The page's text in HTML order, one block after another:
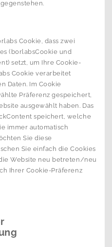
Cookie, dass zwei
(borlabsCookie und
setzt, um Ihre Cookie-
Cookie verarbeitet
Daten. Im Cookie
Präferenz gespeichert,
ausgewählt haben. Das
speichert, welche
immer automatisch
Sie diese
Sie einfach die Cookies
Website neu betreten/neu
Ihrer Cookie-Präferenz